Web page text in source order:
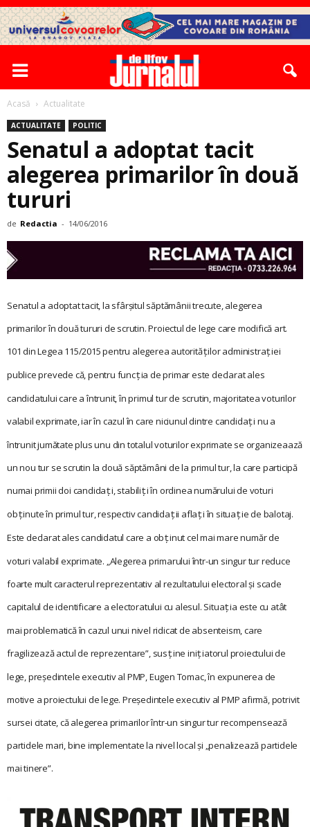
Acasă Actualitate
ACTUALITATE POLITIC
Senatul a adoptat tacit
alegerea primarilor în două
tururi
de Redactia - 14/06/2016
Senatul a adoptat tacit, la sfârșitul săptămânii trecute, alegerea
primarilor în două tururi de scrutin. Proiectul de lege care modifică art.
101 din Legea 115/2015 pentru alegerea autorităţilor administraţiei
publice prevede că, pentru funcţia de primar este declarat ales
candidatului care a întrunit, în primul tur de scrutin, majoritatea voturilor
valabil exprimate, iar în cazul în care niciunul dintre candidaţi nu a
întrunit jumătate plus unu din totalul voturilor exprimate se organizeaază
un nou tur se scrutin la două săptămâni de la primul tur, la care participă
numai primii doi candidaţi, stabiliţi în ordinea numărului de voturi
obţinute în primul tur, respectiv candidaţii aflaţi în situaţie de balotaj.
Este declarat ales candidatul care a obţinut cel mai mare număr de
voturi valabil exprimate. „Alegerea primarului într-un singur tur reduce
foarte mult caracterul reprezentativ al rezultatului electoral și scade
capitalul de identificare a electoratului cu alesul. Situaţia este cu atât
mai problematică în cazul unui nivel ridicat de absenteism, care
fragilizează actul de reprezentare”, susţine iniţiatorul proiectului de
lege, președintele executiv al PMP, Eugen Tomac, în expunerea de
motive a proiectului de lege. Președintele executiv al PMP afirmă, potrivit
sursei citate, că alegerea primarilor într-un singur tur recompensează
partidele mari, bine implementate la nivel local și „penalizează partidele
mai tinere”.